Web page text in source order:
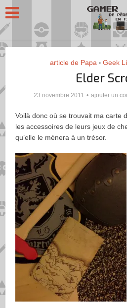
article de Papa • Geek
Elder
23 novembre 2011 ajouter un
Voilà donc où se trouvait ma carte
les accessoires de leurs jeux de
qu’elle le mènera à un trésor.